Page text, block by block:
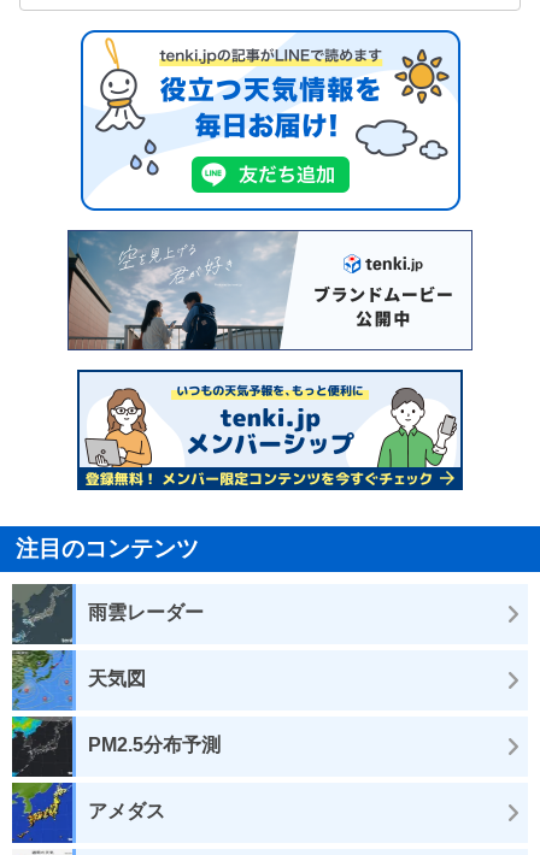
注目のコンテンツ
雨雲レーダー
天気図
PM2.5分布予測
アメダス